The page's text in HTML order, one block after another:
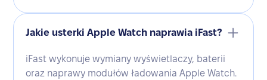
Jakie usterki Apple Watch naprawia iFast?
iFast wykonuje wymiany wyświetlaczy, baterii
oraz naprawy modułów ładowania Apple Watch.